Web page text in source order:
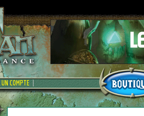
UN COMPTE